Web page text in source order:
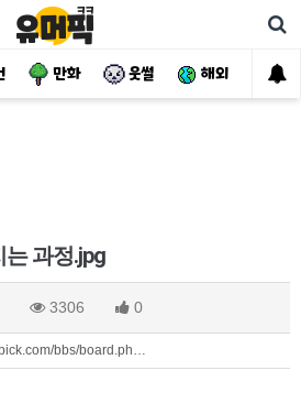
만화 웃썰 해외 핫
과정.jpg
3306 0
bbs/board.ph…